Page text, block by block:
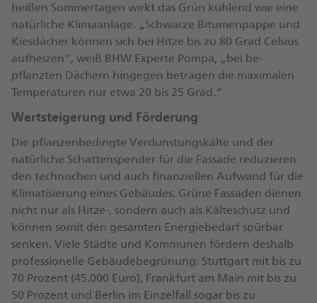
heißen Sommer­tagen wirkt das Grün kühlend wie eine
natür­liche Klima­anlage. „Schwarze Bitumen­pappe und
Kies­dächer können sich bei Hitze bis zu 80 Grad Celsius
auf­heizen“, weiß BHW Experte Pompa, „bei be­
pflanzten Dächern hingegen betragen die maximalen
Temperaturen nur etwa 20 bis 25 Grad.“
Wert­steigerung und Förderung
Die pflanzen­bedingte Ver­dunstungs­kälte und der
natürliche Schatten­spender für die Fassade re­duzieren
den technischen und auch finanziellen Aufwand für die
Klima­tisierung eines Gebäudes. Grüne Fassaden dienen
nicht nur als Hitze-, sondern auch als Kälte­schutz und
können somit den gesamten Energie­bedarf spürbar
senken. Viele Städte und Kommunen fördern deshalb
profes­sionelle Ge­bäude­be­grünung: Stutt­gart mit bis zu
70 Prozent (45.000 Euro), Frankfurt am Main mit bis zu
50 Prozent und Berlin im Einzel­fall sogar bis zu